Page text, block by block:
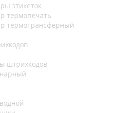
этикеток
термопечать
термотрансферный
штрихкодов